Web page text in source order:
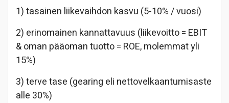
1) tasainen liikevaihdon kasvu (5-10% / vuosi)
2) erinomainen kannattavuus (liikevoitto = EBIT
& oman pääoman tuotto = ROE, molemmat yli
15%)
3) terve tase (gearing eli nettovelkaantumisaste
alle 30%)